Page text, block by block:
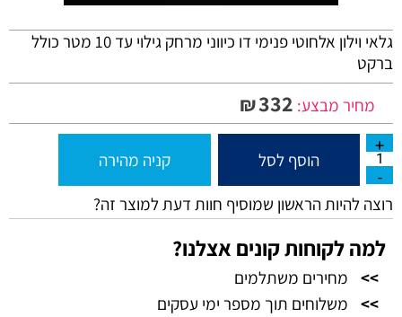
גלאי וילון אלחוטי פנימי דו כיווני מרחק גילוי עד 10 מטר כולל
ברקט
מחיר מבצע:
₪332
הוסף לסל קניה מהירה
רוצה להיות הראשון שמוסיף חוות דעת למוצר זה?
למה לקוחות קונים אצלנו?
>>
מחירים משתלמים
>>
משלוחים תוך מספר ימי עסקים